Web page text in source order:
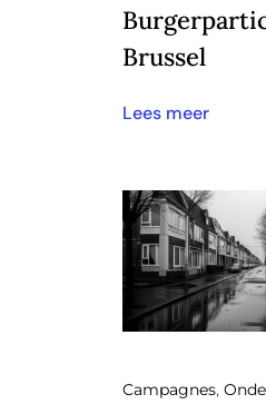
Brussel
Lees meer
Campagnes,